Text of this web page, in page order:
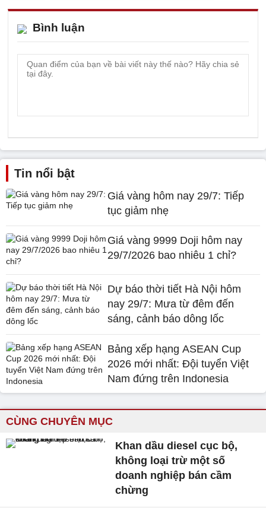
Bình luận
Tin nổi bật
Giá vàng hôm nay 29/7: Tiếp
tục giảm nhẹ
Giá vàng 9999 Doji hôm nay
29/7/2026 bao nhiêu 1 chỉ?
Dự báo thời tiết Hà Nội hôm
nay 29/7: Mưa từ đêm đến
sáng, cảnh báo dông lốc
Bảng xếp hạng ASEAN Cup
2026 mới nhất: Đội tuyển Việt
Nam đứng trên Indonesia
CÙNG CHUYÊN MỤC
Khan dầu diesel cục bộ,
không loại trừ một số
doanh nghiệp bán cầm
chừng